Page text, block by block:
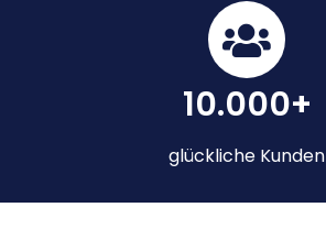
10.000+
glückliche Kunden